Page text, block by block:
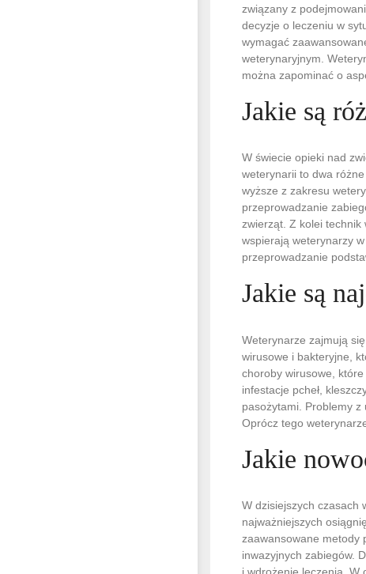
związany z
decyzje o leczeniu w
wymagać
weterynaryjnym.
można zapominać o
Jakie są
W świecie opieki nad
weterynarii to dwa
wyższe z zakresu
przeprowadzanie
zwierząt. Z kolei technik
wspierają weterynarzy
przeprowadzanie
Jakie są
Weterynarze zajmują
wirusowe i bakteryjne,
choroby wirusowe,
infestacje pcheł,
pasożytami. Problemy z
Oprócz tego
Jakie
W dzisiejszych czasach
najważniejszych
zaawansowane metody
inwazyjnych zabiegów.
i wdrożenie leczenia. W